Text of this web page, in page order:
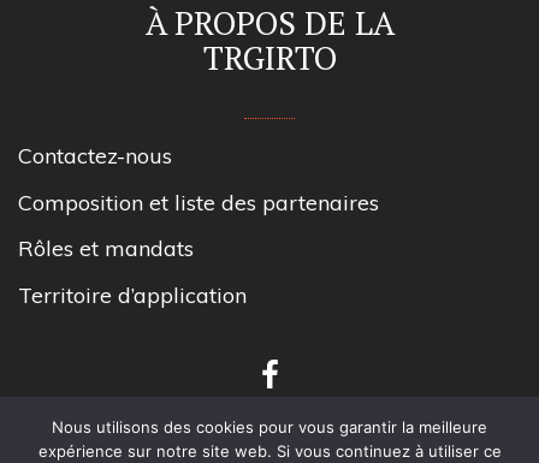
À PROPOS DE LA
TRGIRTO
Contactez-nous
Composition et liste des partenaires
Rôles et mandats
Territoire d’application
Nous utilisons des cookies pour vous garantir la meilleure
expérience sur notre site web. Si vous continuez à utiliser ce